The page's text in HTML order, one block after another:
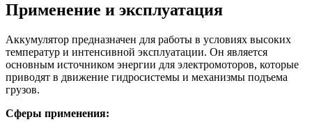
Применение и эксплуатация
Аккумулятор предназначен для работы в условиях высоких
температур и интенсивной эксплуатации. Он является
основным источником энергии для электромоторов, которые
приводят в движение гидросистемы и механизмы подъема
грузов.
Сферы применения: